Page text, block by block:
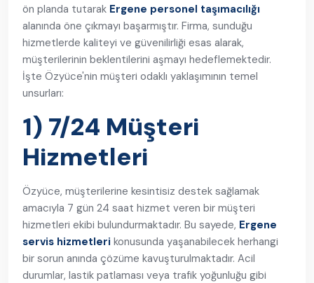
ön planda tutarak Ergene personel taşımacılığı
alanında öne çıkmayı başarmıştır. Firma, sunduğu
hizmetlerde kaliteyi ve güvenilirliği esas alarak,
müşterilerinin beklentilerini aşmayı hedeflemektedir.
İşte Özyüce'nin müşteri odaklı yaklaşımının temel
unsurları:
1) 7/24 Müşteri
Hizmetleri
Özyüce, müşterilerine kesintisiz destek sağlamak
amacıyla 7 gün 24 saat hizmet veren bir müşteri
hizmetleri ekibi bulundurmaktadır. Bu sayede, Ergene
servis hizmetleri konusunda yaşanabilecek herhangi
bir sorun anında çözüme kavuşturulmaktadır. Acil
durumlar, lastik patlaması veya trafik yoğunluğu gibi